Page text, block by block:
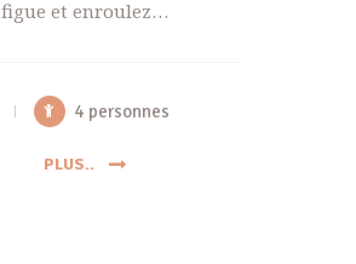
figue et enroulez…
4 personnes
PLUS..